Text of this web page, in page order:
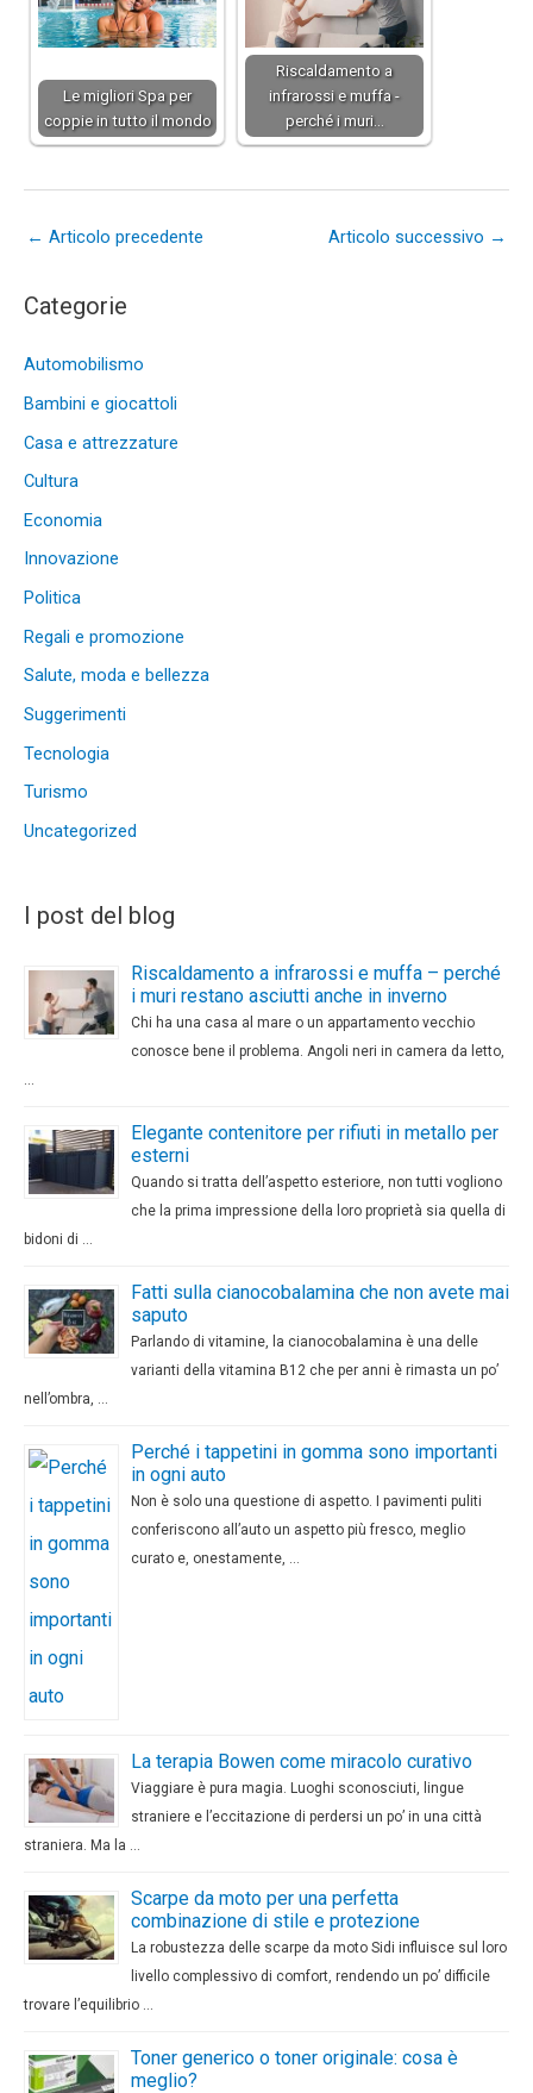
Le migliori Spa per
coppie in tutto il mondo
Riscaldamento a
infrarossi e muffa -
perché i muri…
← Articolo precedente Articolo successivo →
Categorie
Automobilismo
Bambini e giocattoli
Casa e attrezzature
Cultura
Economia
Innovazione
Politica
Regali e promozione
Salute, moda e bellezza
Suggerimenti
Tecnologia
Turismo
Uncategorized
I post del blog
Riscaldamento a infrarossi e muffa – perché
i muri restano asciutti anche in inverno
Chi ha una casa al mare o un appartamento vecchio
conosce bene il problema. Angoli neri in camera da letto,
…
Elegante contenitore per rifiuti in metallo per
esterni
Quando si tratta dell’aspetto esteriore, non tutti vogliono
che la prima impressione della loro proprietà sia quella di
bidoni di …
Fatti sulla cianocobalamina che non avete mai
saputo
Parlando di vitamine, la cianocobalamina è una delle
varianti della vitamina B12 che per anni è rimasta un po’
nell’ombra, …
Perché i tappetini in gomma sono importanti
in ogni auto
Non è solo una questione di aspetto. I pavimenti puliti
conferiscono all’auto un aspetto più fresco, meglio
curato e, onestamente, …
La terapia Bowen come miracolo curativo
Viaggiare è pura magia. Luoghi sconosciuti, lingue
straniere e l’eccitazione di perdersi un po’ in una città
straniera. Ma la …
Scarpe da moto per una perfetta
combinazione di stile e protezione
La robustezza delle scarpe da moto Sidi influisce sul loro
livello complessivo di comfort, rendendo un po’ difficile
trovare l’equilibrio …
Toner generico o toner originale: cosa è
meglio?